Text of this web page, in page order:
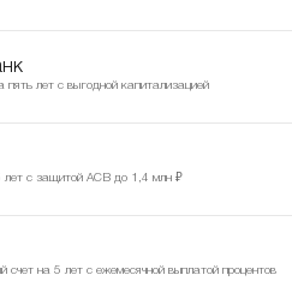
пять лет с выгодной капитализацией
лет с защитой АСВ до 1,4 млн ₽
счет на 5 лет с ежемесячной выплатой процентов